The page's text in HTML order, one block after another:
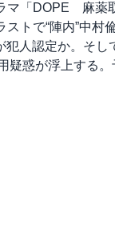
マ「DOPE 麻薬
ストで“陣内”中村
犯人認定か。そ
疑惑が浮上する